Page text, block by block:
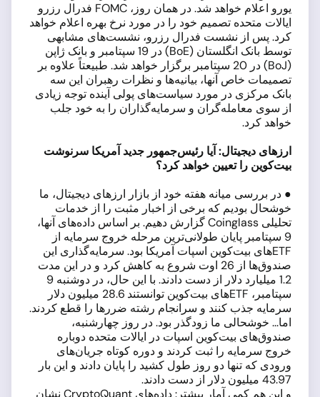
یورو اعلام خواهد شد. در همان روز، FOMC فدرال رزرو
ایالات متحده تصمیم خود را در مورد نرخ بهره اعلام خواهد
کرد. پس از نشست فدرال رزرو، نشست‌های مشابهی
توسط بانک انگلستان (BoE) در 19 سپتامبر و بانک ژاپن
(BoJ) در 20 سپتامبر برگزار خواهد شد. طبیعتاً علاوه بر
تصمیمات خاص آنها، بیانیه‌ها و نظرات رهبران این سه
بانک مرکزی در مورد سیاست‌های پولی آینده توجه زیادی
از سوی معامله‌گران و سرمایه‌گذاران را به خود جلب
خواهد کرد.
ارزهای دیجیتال: آیا رئیس‌جمهور جدید آمریکا سرنوشت
بیت‌کوین را تعیین خواهد کرد؟
● در بررسی میانه هفته خود از بازار ارزهای دیجیتال، ما
خوشحال بودیم که برخی از اخبار مثبت را از خدمات
تحلیلی Coinglass گزارش دهیم. بر اساس داده‌های آنها،
9 سپتامبر پایان طولانی‌ترین مرحله خروج سرمایه از
ETFهای بیت‌کوین اسپات آمریکا بود. سرمایه‌گذاری این
صندوق‌ها از 26 اوت شروع به کاهش کرد و در این مدت
1.2 میلیارد دلار از دست دادند. با این حال، در دوشنبه 9
سپتامبر، ETFهای بیت‌کوین توانستند 28.6 میلیون دلار
سرمایه جذب کنند و سرانجام رشته ضررها را قطع کردند.
اما... خوشحالی ما زودگذر بود. در روز چهارشنبه،
صندوق‌های بیت‌کوین اسپات در ایالات متحده دوباره
خروج سرمایه را ثبت کردند و دوره کوتاه جریان‌های
ورودی که تنها دو روز طول کشید را پایان دادند و این بار
43.97 میلیون دلار از دست دادند.
و این هم کمی آمار بیشتر: داده‌های CryptoQuant نشان